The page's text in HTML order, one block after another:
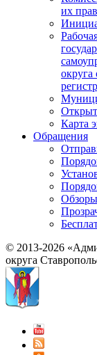
их прав
округа
Карта
Обращения
© 2013-2026
округа